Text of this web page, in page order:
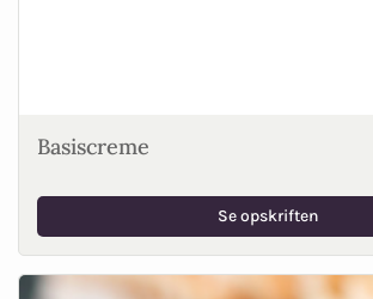
Basiscreme
Se opskriften